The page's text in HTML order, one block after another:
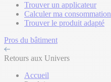
Trouver un applicateur
Calculer ma consommation
Trouver le produit adapté
Pros du bâtiment
Retours aux Univers
Accueil